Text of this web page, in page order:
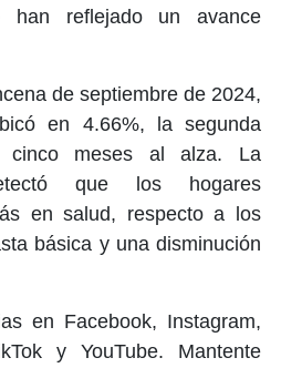
han reflejado un avance
de septiembre de 2024,
en 4.66%, la segunda
cinco meses al alza. La
que los hogares
en salud, respecto a los
básica y una disminución
en Facebook, Instagram,
y YouTube. Mantente